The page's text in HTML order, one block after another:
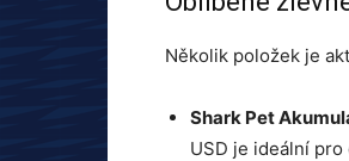
Několik položek je
Shark Pet
USD je ideální